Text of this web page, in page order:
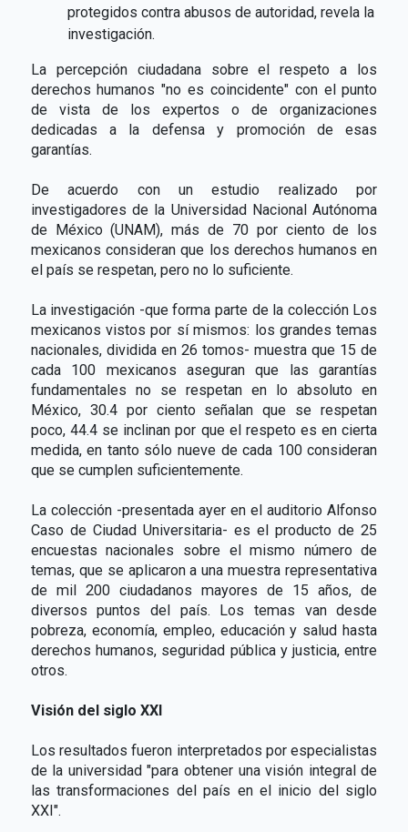
protegidos contra abusos de autoridad, revela la
investigación.
La percepción ciudadana sobre el respeto a los
derechos humanos "no es coincidente" con el punto
de vista de los expertos o de organizaciones
dedicadas a la defensa y promoción de esas
garantías.
De acuerdo con un estudio realizado por
investigadores de la Universidad Nacional Autónoma
de México (UNAM), más de 70 por ciento de los
mexicanos consideran que los derechos humanos en
el país se respetan, pero no lo suficiente.
La investigación -que forma parte de la colección Los
mexicanos vistos por sí mismos: los grandes temas
nacionales, dividida en 26 tomos- muestra que 15 de
cada 100 mexicanos aseguran que las garantías
fundamentales no se respetan en lo absoluto en
México, 30.4 por ciento señalan que se respetan
poco, 44.4 se inclinan por que el respeto es en cierta
medida, en tanto sólo nueve de cada 100 consideran
que se cumplen suficientemente.
La colección -presentada ayer en el auditorio Alfonso
Caso de Ciudad Universitaria- es el producto de 25
encuestas nacionales sobre el mismo número de
temas, que se aplicaron a una muestra representativa
de mil 200 ciudadanos mayores de 15 años, de
diversos puntos del país. Los temas van desde
pobreza, economía, empleo, educación y salud hasta
derechos humanos, seguridad pública y justicia, entre
otros.
Visión del siglo XXI
Los resultados fueron interpretados por especialistas
de la universidad "para obtener una visión integral de
las transformaciones del país en el inicio del siglo
XXI".